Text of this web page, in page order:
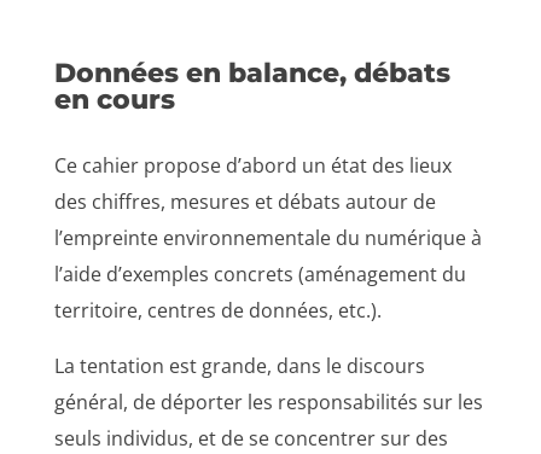
Données en balance, débats
en cours
Ce cahier propose d’abord un état des lieux
des chiffres, mesures et débats autour de
l’empreinte environnementale du numérique à
l’aide d’exemples concrets (aménagement du
territoire, centres de données, etc.).
La tentation est grande, dans le discours
général, de déporter les responsabilités sur les
seuls individus, et de se concentrer sur des